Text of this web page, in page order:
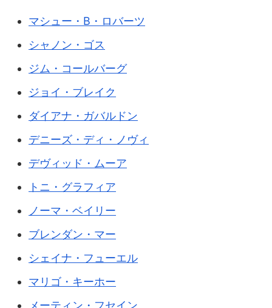
マシュー・B・ロバーツ
シャノン・ゴス
ジム・コールバーグ
ジョイ・ブレイク
ダイアナ・ガバルドン
デニーズ・ディ・ノヴィ
デヴィッド・ムーア
トニ・グラフィア
ノーマ・ベイリー
ブレンダン・マー
シェイナ・フューエル
マリゴ・キーホー
メーティン・フセイン